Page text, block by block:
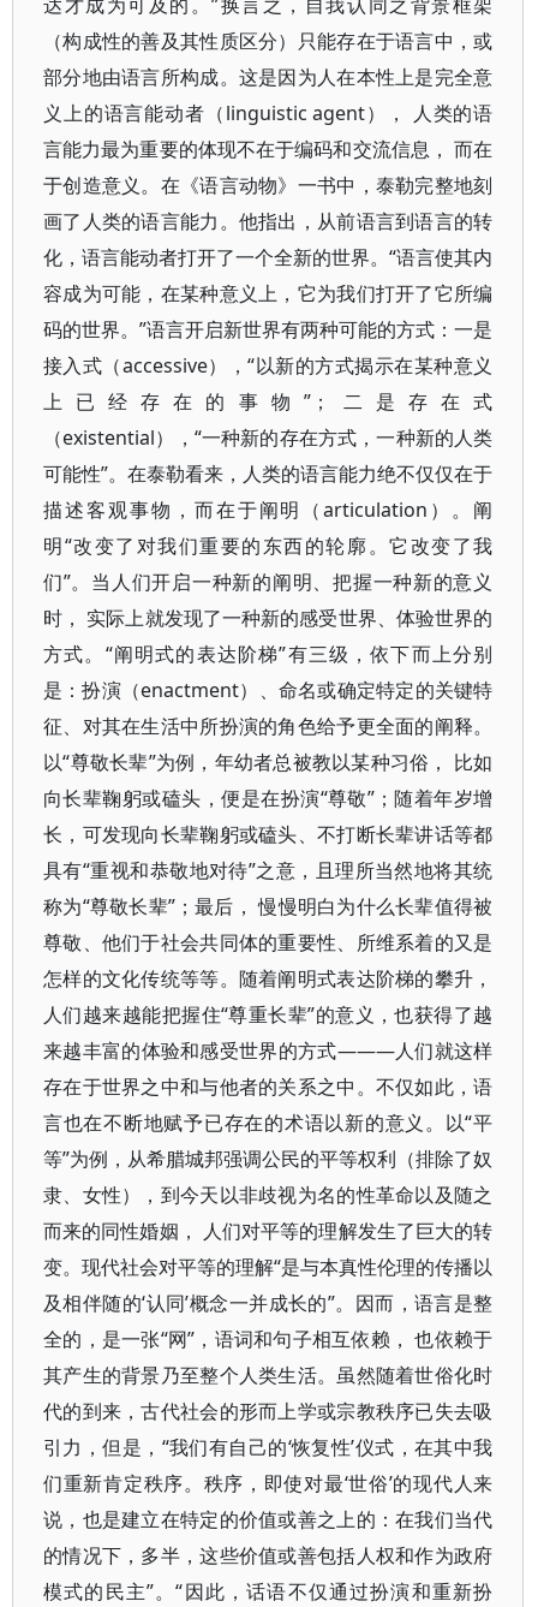
（构成性的善及其性质区分）只能存在于语言中，或
部分地由语言所构成。这是因为人在本性上是完全意
义上的语言能动者（linguistic agent）， 人类的语
言能力最为重要的体现不在于编码和交流信息， 而在
于创造意义。在《语言动物》一书中，泰勒完整地刻
画了人类的语言能力。他指出，从前语言到语言的转
化，语言能动者打开了一个全新的世界。“语言使其内
容成为可能，在某种意义上，它为我们打开了它所编
码的世界。”语言开启新世界有两种可能的方式：一是
接入式（accessive），“以新的方式揭示在某种意义
上已经存在的事物”；二是存在式
（existential），“一种新的存在方式，一种新的人类
可能性”。在泰勒看来，人类的语言能力绝不仅仅在于
描述客观事物，而在于阐明（articulation）。阐
明“改变了对我们重要的东西的轮廓。它改变了我
们”。当人们开启一种新的阐明、把握一种新的意义
时， 实际上就发现了一种新的感受世界、体验世界的
方式。“阐明式的表达阶梯”有三级，依下而上分别
是：扮演（enactment）、命名或确定特定的关键特
征、对其在生活中所扮演的角色给予更全面的阐释。
以“尊敬长辈”为例，年幼者总被教以某种习俗， 比如
向长辈鞠躬或磕头，便是在扮演“尊敬”；随着年岁增
长，可发现向长辈鞠躬或磕头、不打断长辈讲话等都
具有“重视和恭敬地对待”之意，且理所当然地将其统
称为“尊敬长辈”；最后， 慢慢明白为什么长辈值得被
尊敬、他们于社会共同体的重要性、所维系着的又是
怎样的文化传统等等。随着阐明式表达阶梯的攀升，
人们越来越能把握住“尊重长辈”的意义，也获得了越
来越丰富的体验和感受世界的方式———人们就这样
存在于世界之中和与他者的关系之中。不仅如此，语
言也在不断地赋予已存在的术语以新的意义。以“平
等”为例，从希腊城邦强调公民的平等权利（排除了奴
隶、女性），到今天以非歧视为名的性革命以及随之
而来的同性婚姻， 人们对平等的理解发生了巨大的转
变。现代社会对平等的理解“是与本真性伦理的传播以
及相伴随的‘认同’概念一并成长的”。因而，语言是整
全的，是一张“网”，语词和句子相互依赖， 也依赖于
其产生的背景乃至整个人类生活。虽然随着世俗化时
代的到来，古代社会的形而上学或宗教秩序已失去吸
引力，但是，“我们有自己的‘恢复性’仪式，在其中我
们重新肯定秩序。秩序，即使对最‘世俗’的现代人来
说，也是建立在特定的价值或善之上的：在我们当代
的情况下，多半，这些价值或善包括人权和作为政府
模式的民主”。“因此，话语不仅通过扮演和重新扮